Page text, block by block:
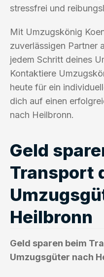
stressfrei und
Mit Umzugskönig
zuverlässigen Partner
jedem Schritt deines
Kontaktiere
heute für ein
dich auf einen
nach Heilbronn.
Geld
Transport
Heilbronn
Geld sparen beim
Umzugsgüter nach